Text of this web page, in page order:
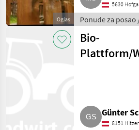
Oglas
5630
Ponude za posao
Prakse
Bio-
Plattform/
Günter
8151